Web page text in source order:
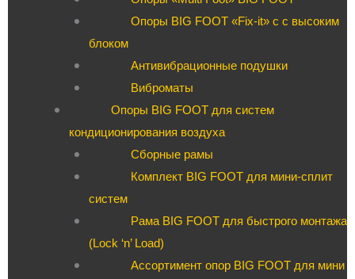
Опоры BIG FOOT «Fix-it» c с высоким
блоком
Антивибрационные подушки
Виброматы
Опоры BIG FOOT для систем
кондиционирования воздуха
Сборные рамы
Комплект BIG FOOT для мини-сплит
систем
Рама BIG FOOT для быстрого монтажа
(Lock ‘n’ Load)
Ассортимент опор BIG FOOT для мини